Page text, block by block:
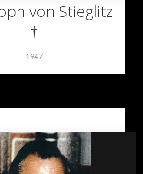
von Stieglitz
†
1947